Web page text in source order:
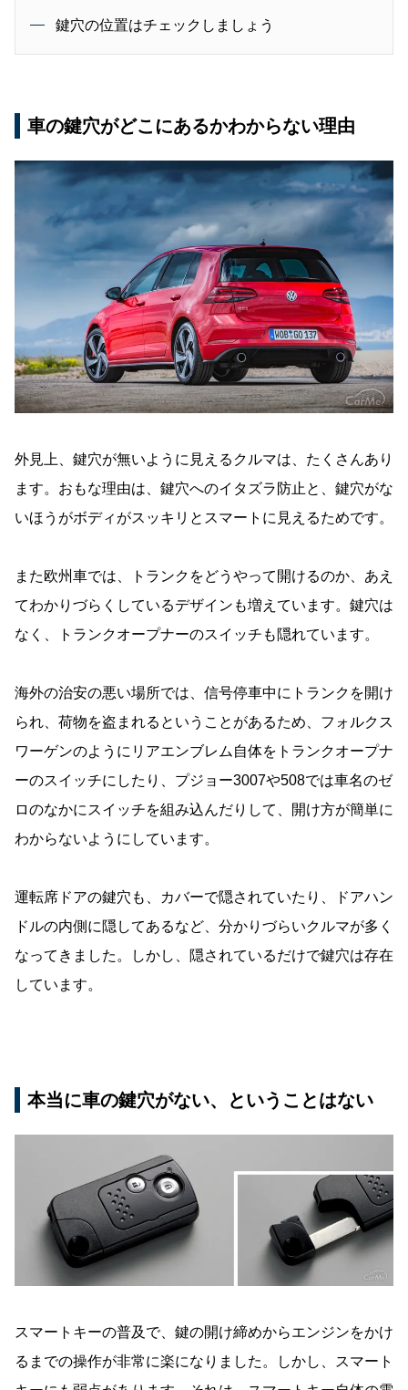
鍵穴の位置はチェックしましょう
車の鍵穴がどこにあるかわからない理由
外見上、鍵穴が無いように見えるクルマは、たくさんあり
ます。おもな理由は、鍵穴へのイタズラ防止と、鍵穴がな
いほうがボディがスッキリとスマートに見えるためです。
また欧州車では、トランクをどうやって開けるのか、あえ
てわかりづらくしているデザインも増えています。鍵穴は
なく、トランクオープナーのスイッチも隠れています。
海外の治安の悪い場所では、信号停車中にトランクを開け
られ、荷物を盗まれるということがあるため、フォルクス
ワーゲンのようにリアエンブレム自体をトランクオープナ
ーのスイッチにしたり、プジョー3007や508では車名のゼ
ロのなかにスイッチを組み込んだりして、開け方が簡単に
わからないようにしています。
運転席ドアの鍵穴も、カバーで隠されていたり、ドアハン
ドルの内側に隠してあるなど、分かりづらいクルマが多く
なってきました。しかし、隠されているだけで鍵穴は存在
しています。
本当に車の鍵穴がない、ということはない
スマートキーの普及で、鍵の開け締めからエンジンをかけ
るまでの操作が非常に楽になりました。しかし、スマート